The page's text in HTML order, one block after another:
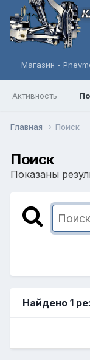
Магазин -
Активность
Главная Поиск
Поиск
Показаны
Найдено 1